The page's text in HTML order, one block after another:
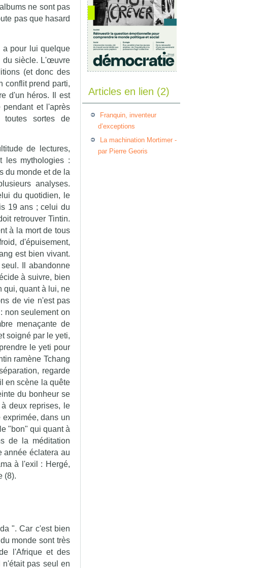
ne sont pas
pas que hasard
a pour lui quelque
du siècle. L'œuvre
(et donc des
conflit prend parti,
d'un héros. Il est
et l'après
toutes sortes de
de lectures,
les mythologies :
du monde et de la
analyses.
du quotidien, le
19 ans ; celui du
retrouver Tintin.
à la mort de tous
d'épuisement,
est bien vivant.
Il abandonne
à suivre, bien
qui, quant à lui, ne
de vie n'est pas
non seulement on
menaçante de
soigné par le yeti,
le yeti pour
ramène Tchang
regarde
en scène la quête
du bonheur se
deux reprises, le
dans un
"bon" qui quant à
de la méditation
année éclatera au
à l'exil : Hergé,
(8).
". Car c'est bien
monde sont très
l'Afrique et des
n'était pas seul en
Articles en lien (2)
Franquin, inventeur
d’exceptions
La machination Mortimer -
par Pierre Georis